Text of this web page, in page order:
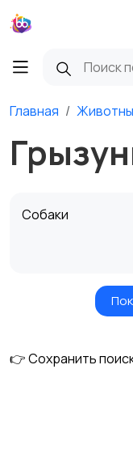
Главная
Собаки
👉 Сохранить